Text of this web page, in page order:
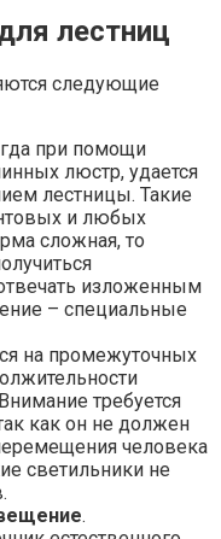
лестниц
следующие
при помощи
люстр, удается
лестницы. Такие
и любых
сложная, то
изложенным
– специальные
на промежуточных
требуется
как он не должен
человека
светильники не
.